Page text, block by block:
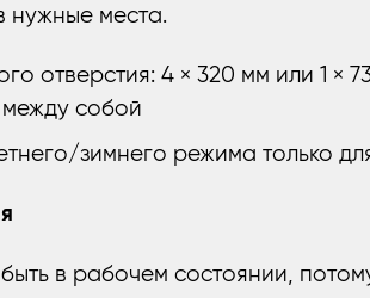
нужные места.
отверстия: 4 × 320 мм или 1 ×
собой
зимнего режима только
в рабочем состоянии,